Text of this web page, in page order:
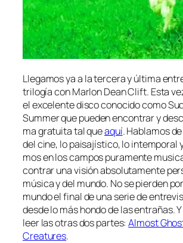
Llegamos ya a la ter­ce­ra y úl­ti­ma
tri­lo­gía con Marlon Dean Clift. Esta
el ex­ce­len­te dis­co co­no­ci­do co­mo
Summer que pue­den en­con­trar y
ma gra­tui­ta tal queaquí. Hablamos
del ci­ne, lo pai­sa­jís­ti­co, lo in­tem­po­ral
mos en los cam­pos pu­ra­men­te
con­trar una vi­sión ab­so­lu­ta­men­te
mú­si­ca y del mun­do. No se pier­den
mun­do el fi­nal de una se­rie de
des­de lo más hon­do de las en­tra­ñas.
leer las otras dos par­tes:Almost
Creatures.